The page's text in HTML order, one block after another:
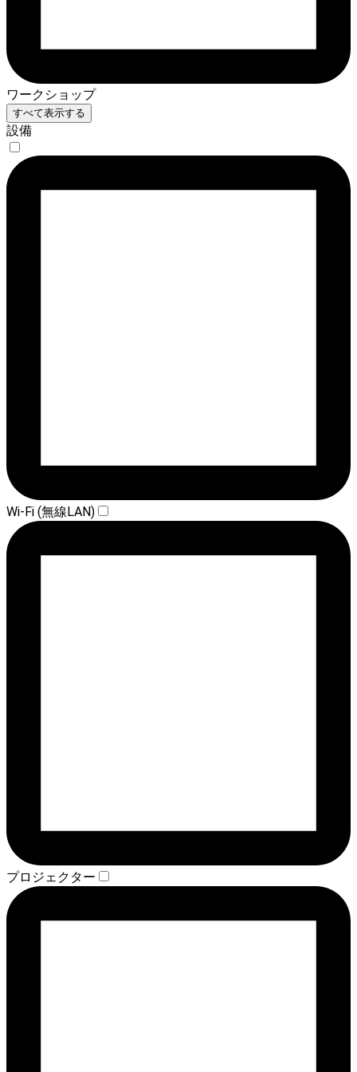
ワークショップ
すべて表示する
設備
Wi-Fi (無線LAN)
プロジェクター